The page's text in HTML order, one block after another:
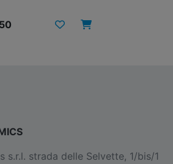
s.r.l. strada delle Selvette, 1/bis/1